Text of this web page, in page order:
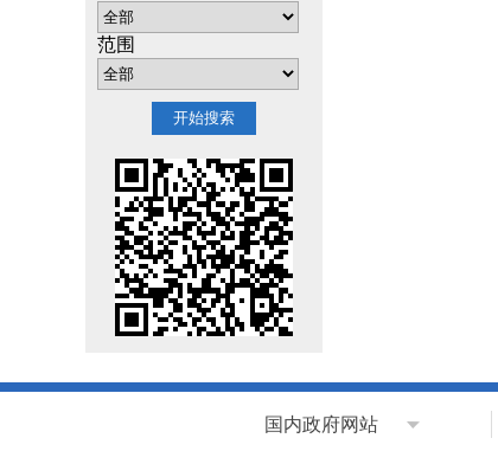
范围
国内政府网站